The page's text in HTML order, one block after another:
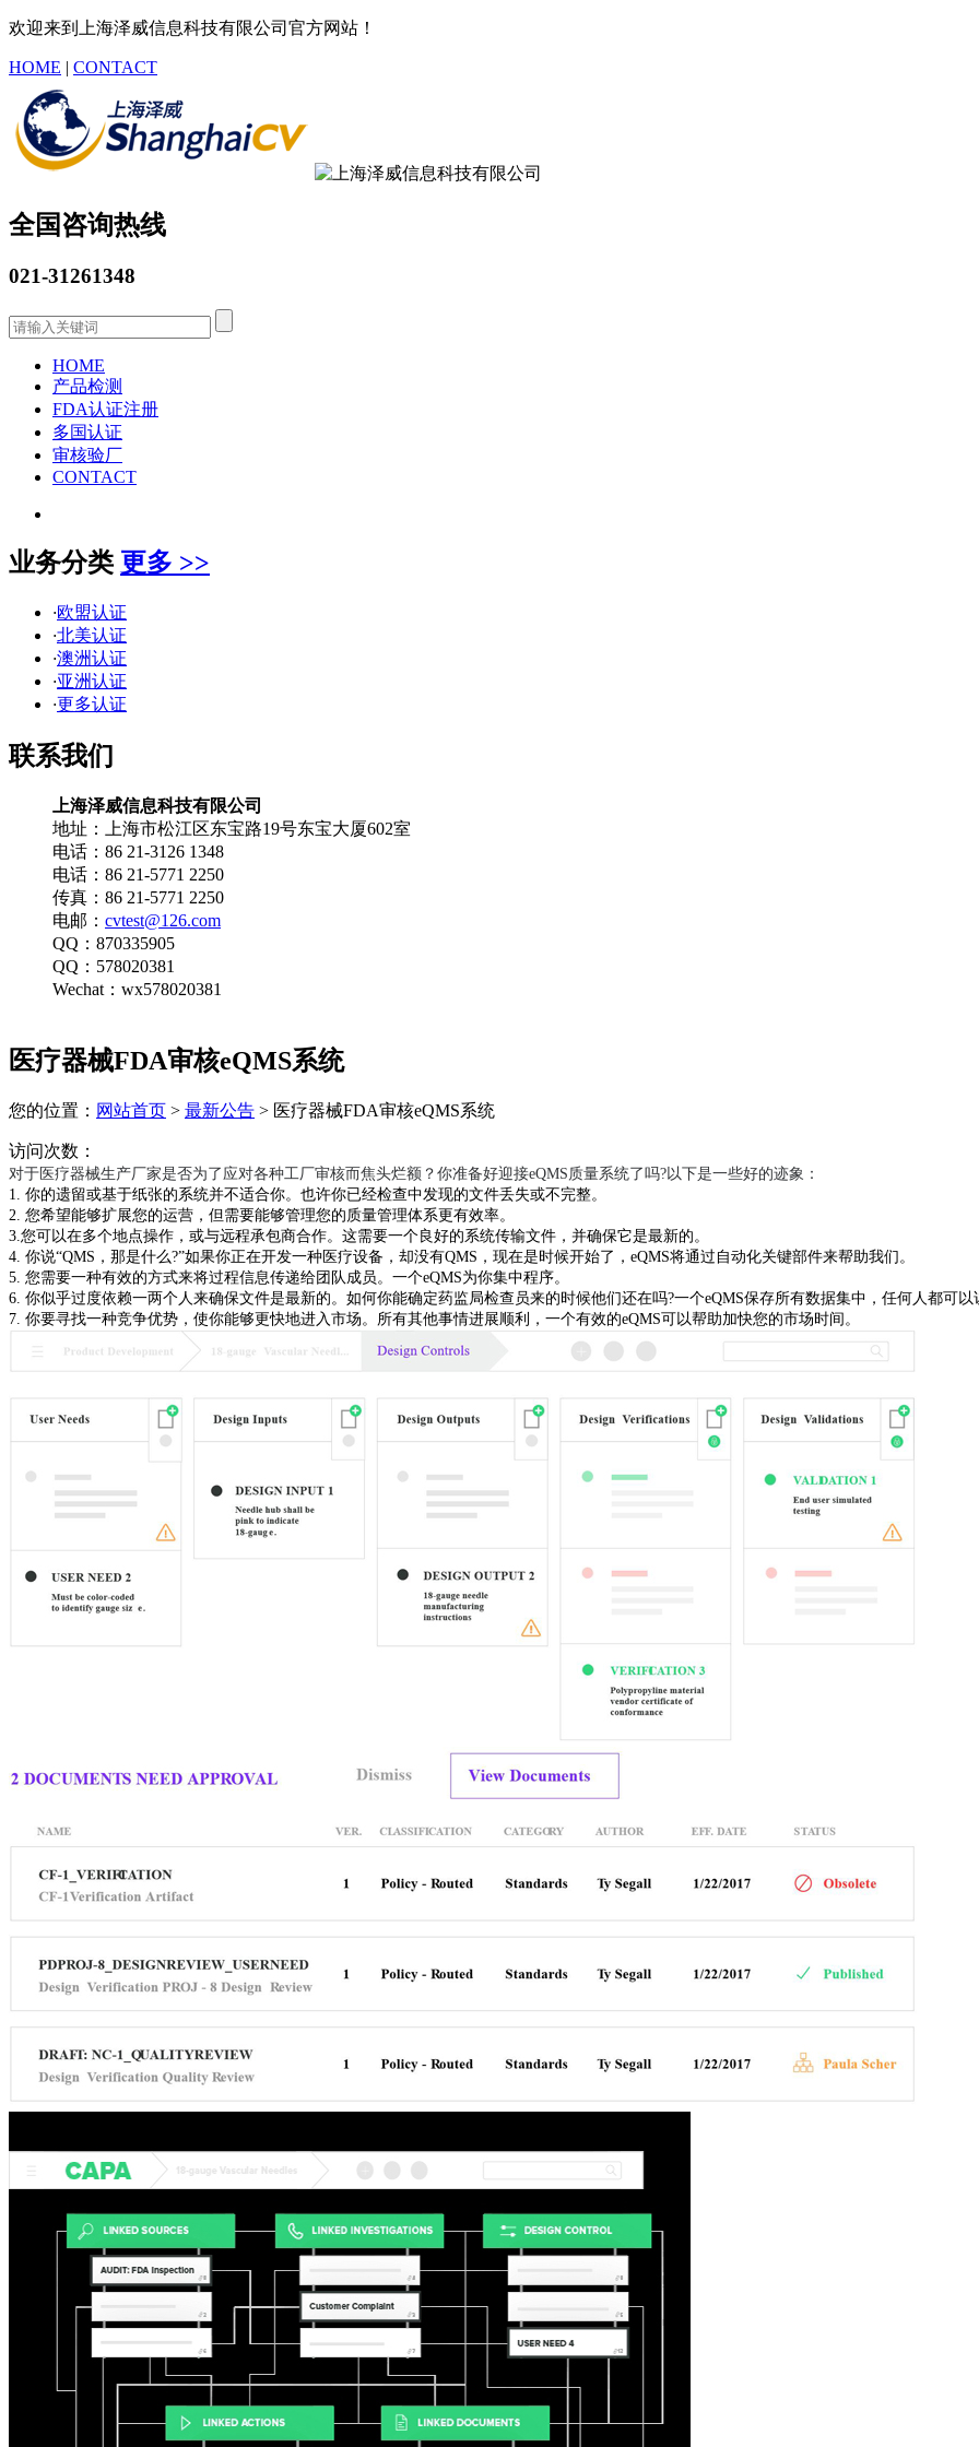
欢迎来到上海泽威信息科技有限公司官方网站！
HOME | CONTACT
全国咨询热线
021-31261348
HOME
产品检测
FDA认证注册
多国认证
审核验厂
CONTACT
业务分类 更多 >>
·欧盟认证
·北美认证
·澳洲认证
·亚洲认证
·更多认证
联系我们
上海泽威信息科技有限公司
地址：上海市松江区东宝路19号东宝大厦602室
电话：86 21-3126 1348
电话：86 21-5771 2250
传真：86 21-5771 2250
电邮： cvtest@126.com
QQ：870335905
QQ：578020381
Wechat：wx578020381
医疗器械FDA审核eQMS系统
您的位置： 网站首页 > 最新公告 > 医疗器械FDA审核eQMS系统
访问次数：
对于医疗器械生产厂家是否为了应对各种工厂审核而焦头烂额？你准备好迎接eQMS质量系统了 吗?以下是一些好的迹象 ：
1. 你的遗留或基于纸张的系统并不适合你。也许你已经检查中发现的文件丢失或不完整。
2. 您希望能够扩展您的运营，但需要能够管理您的质量管理体系更有效率。
3. 您可以在多个地点操作，或与远程承包商合作。这需要一个良好的系统传输文件，并确保它是最新的。
4. 你说“QMS ，那是什么?”如果你正在开发一种医疗设备，却没有QMS ，现在是时候开始了， eQMS将通过自动化关键部件来帮助我们。
5. 您需要一种有效的方式来将过程信息传递给团队成员。一个eQMS为你集中程序。
6. 你似乎过度依赖一两个人来确保文件是最新的。如何你能确定药监局检查员来的时候他们还在吗?一个eQMS保存所有数据集中，任何人都可以
7. 你要寻找一种竞争优势，使你能够更快地进入市场。所有其他事情进展顺利，一个有效的eQMS可以帮助加快您的市场时间。